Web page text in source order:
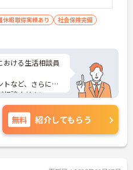
休暇取得実績あり
社会保険完備
おける生活相談員
など、さらに詳
相談ください。
無料 紹介してもらう